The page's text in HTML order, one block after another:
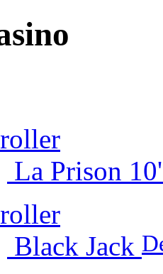
La Prison
Black Jack